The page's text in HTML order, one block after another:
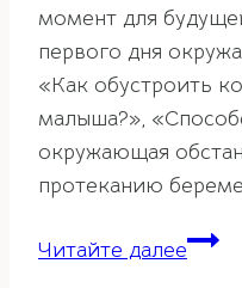
момент для
первого дня
«Как обустроить
малыша?»,
окружающая
протеканию
Читайте далее